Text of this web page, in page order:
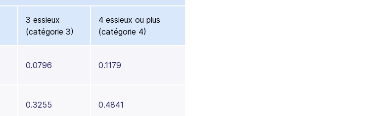
3 essieux
(catégorie 3)
4 essieux ou plus
(catégorie 4)
0.0796 0.1179
0.3255 0.4841